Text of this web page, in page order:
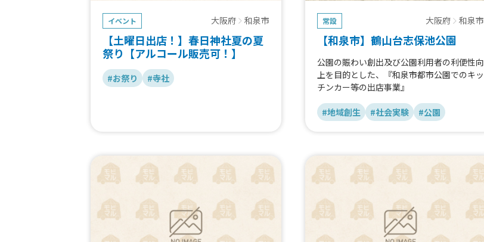
イベント 大阪府 和泉市
【土曜日出店！】春日神社夏の夏
祭り【アルコール販売可！】
#お祭り #寺社
常設 大阪府 和泉市
【和泉市】鶴山台志保池公園
公園の賑わい創出及び公園利用者の利便性向
上を目的とした、『和泉市都市公園でのキッ
チンカー等の出店事業』
#地域創生 #社会実験 #公園